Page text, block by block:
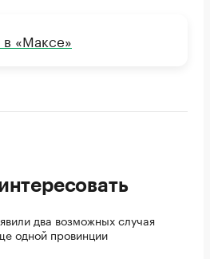
«Максе»
два возможных случая
одной провинции